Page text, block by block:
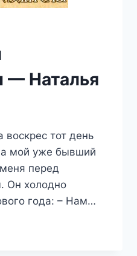
— Наталья
тот день
мой уже бывший
перед
Он холодно
года: – Нам…